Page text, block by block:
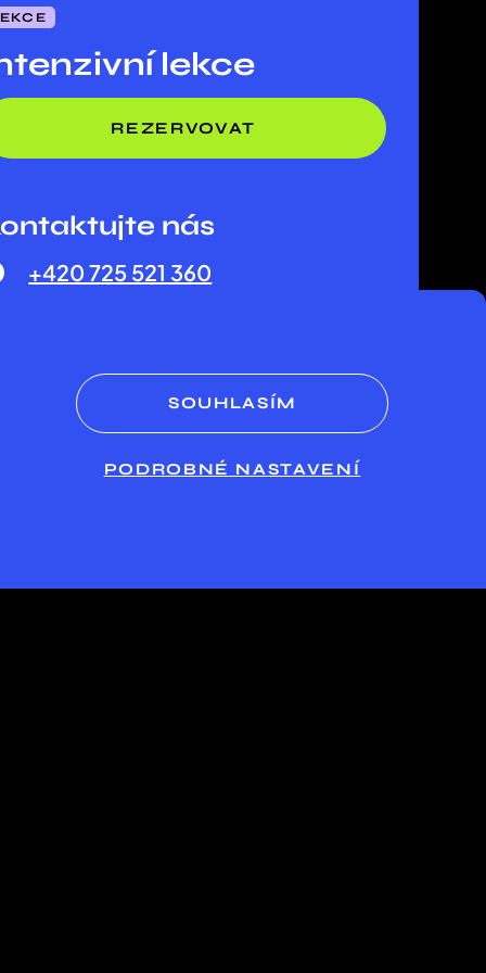
lekce
REZERVOVAT
nás
+420 725 521 360
SOUHLASÍM
PODROBNÉ NASTAVENÍ